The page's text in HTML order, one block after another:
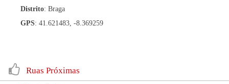
Distrito: Braga
GPS: 41.621483, -8.369259
Ruas Próximas